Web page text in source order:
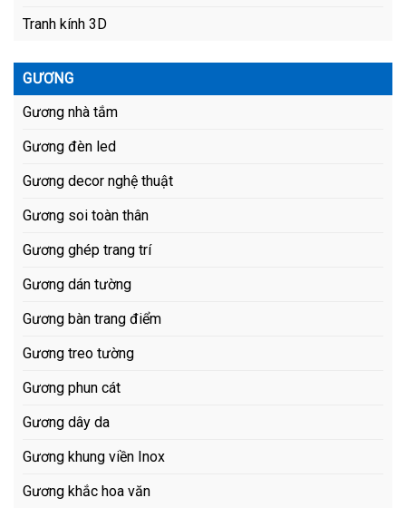
Tranh kính 3D
GƯƠNG
Gương nhà tắm
Gương đèn led
Gương decor nghệ thuật
Gương soi toàn thân
Gương ghép trang trí
Gương dán tường
Gương bàn trang điểm
Gương treo tường
Gương phun cát
Gương dây da
Gương khung viền Inox
Gương khắc hoa văn